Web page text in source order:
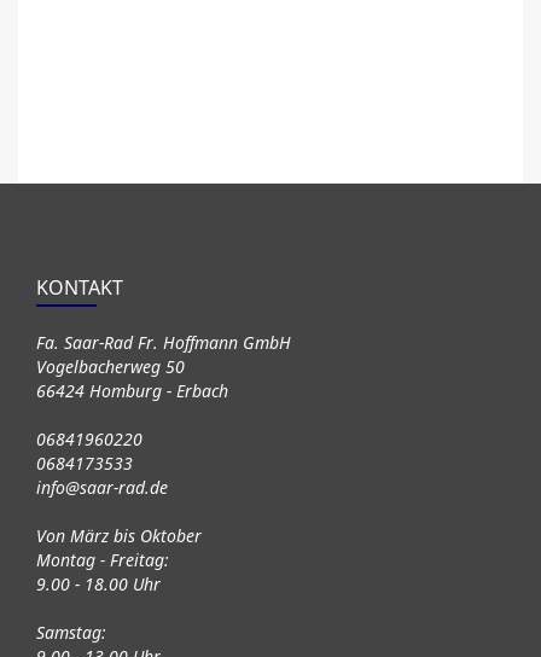
KONTAKT
Fa. Saar-Rad Fr. Hoffmann GmbH
Vogelbacherweg 50
66424 Homburg - Erbach
06841960220
0684173533
info@saar-rad.de
Von März bis Oktober
Montag - Freitag:
9.00 - 18.00 Uhr
Samstag: